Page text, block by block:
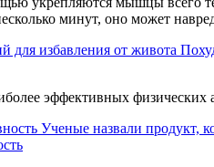
минут, оно может
для избавления от живота
эффективных физических
Ученые назвали продукт,